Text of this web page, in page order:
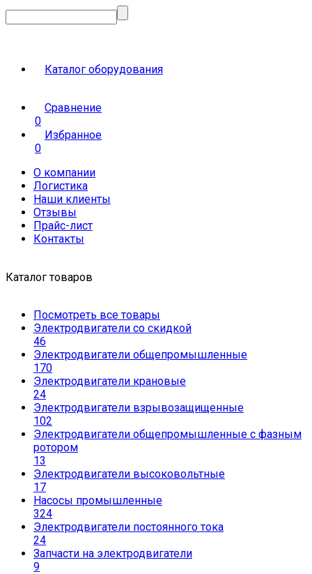
Каталог оборудования
Сравнение
0
Избранное
0
О компании
Логистика
Наши клиенты
Отзывы
Прайс-лист
Контакты
Каталог товаров
Посмотреть все товары
Электродвигатели со скидкой
46
Электродвигатели общепромышленные
170
Электродвигатели крановые
24
Электродвигатели взрывозащищенные
102
Электродвигатели общепромышленные с фазным
ротором
13
Электродвигатели высоковольтные
17
Насосы промышленные
324
Электродвигатели постоянного тока
24
Запчасти на электродвигатели
9